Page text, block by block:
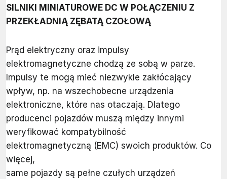
SILNIKI MINIATUROWE DC W POŁĄCZENIU Z
PRZEKŁADNIĄ ZĘBATĄ CZOŁOWĄ
Prąd elektryczny oraz impulsy
elektromagnetyczne chodzą ze sobą w parze.
Impulsy te mogą mieć niezwykle zakłócający
wpływ, np. na wszechobecne urządzenia
elektroniczne, które nas otaczają. Dlatego
producenci pojazdów muszą między innymi
weryfikować kompatybilność
elektromagnetyczną (EMC) swoich produktów. Co
więcej,
same pojazdy są pełne czułych urządzeń